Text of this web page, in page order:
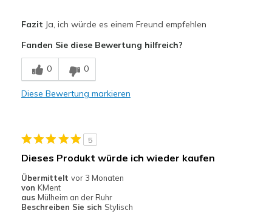
Stoßdämpfend
Geeignete Verwendung
Freizeitkleidung
Größe
Meine Meinung zu
Ersatzpaar für alte
Fazit Ja, ich würde es einem Freund empfehlen
Fanden Sie diese Bewertung hilfreich?
0 0
Diese Bewertung markieren
5
Dieses Produkt würde ich wieder kaufen
Übermittelt vor 3 Monaten
von KMent
aus Mülheim an der Ruhr
Beschreiben Sie sich Stylisch